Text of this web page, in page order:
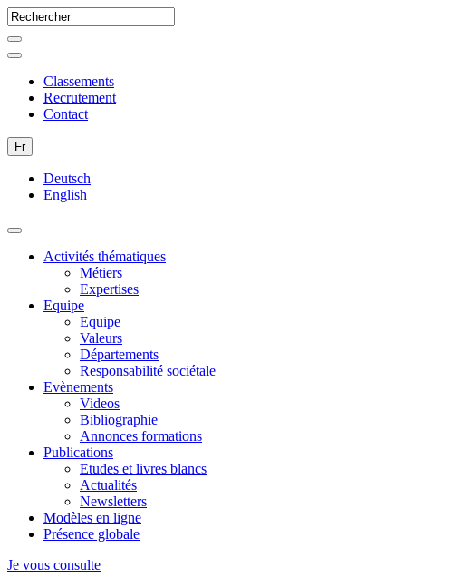
Classements
Recrutement
Contact
Fr
Deutsch
English
Activités thématiques
Métiers
Expertises
Equipe
Equipe
Valeurs
Départements
Responsabilité sociétale
Evènements
Videos
Bibliographie
Annonces formations
Publications
Etudes et livres blancs
Actualités
Newsletters
Modèles en ligne
Présence globale
Je vous consulte